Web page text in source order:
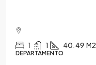
1 1 40.49 M2
DEPARTAMENTO